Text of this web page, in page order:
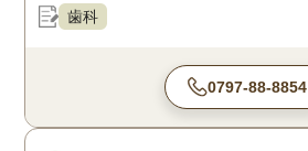
歯科
0797-88-8854